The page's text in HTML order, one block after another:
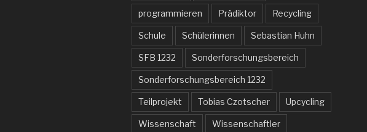
programmieren Prädiktor Recycling
Schule Schülerinnen Sebastian Huhn
SFB 1232 Sonderforschungsbereich
Sonderforschungsbereich 1232
Teilprojekt Tobias Czotscher Upcycling
Wissenschaft Wissenschaftler